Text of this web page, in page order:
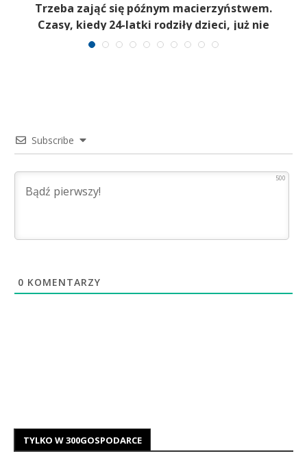
Trzeba zająć się późnym macierzyństwem.
Czasy, kiedy 24-latki rodziły dzieci, już nie
wrócą [WIDEO]
Subscribe
500
0 KOMENTARZY
TYLKO W 300GOSPODARCE